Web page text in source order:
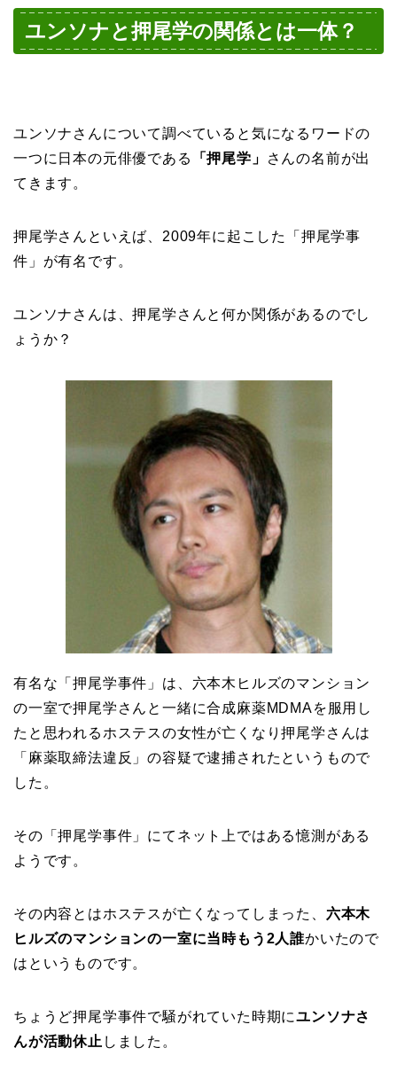
ユンソナと押尾学の関係とは一体？
ユンソナさんについて調べていると気になるワードの
一つに日本の元俳優である
「押尾学」
さんの名前が出
てきます。
押尾学さんといえば、2009年に起こした「押尾学事
件」が有名です。
ユンソナさんは、押尾学さんと何か関係があるのでし
ょうか？
有名な「押尾学事件」は、六本木ヒルズのマンション
の一室で押尾学さんと一緒に合成麻薬MDMAを服用し
たと思われるホステスの女性が亡くなり押尾学さんは
「麻薬取締法違反」の容疑で逮捕されたというもので
した。
その「押尾学事件」にてネット上ではある憶測がある
ようです。
その内容とはホステスが亡くなってしまった、 六本木
ヒルズのマンションの一室に当時もう2人誰かいたので
はというものです。
ちょうど押尾学事件で騒がれていた時期にユンソナさ
んが活動休止 しました。